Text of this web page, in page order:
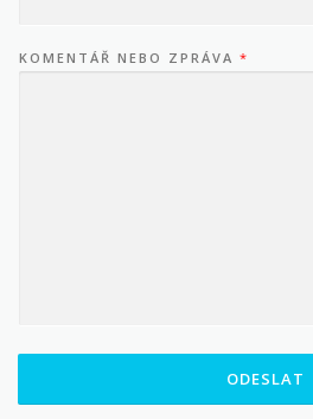
KOMENTÁŘ NEBO ZPRÁVA *
ODESLAT